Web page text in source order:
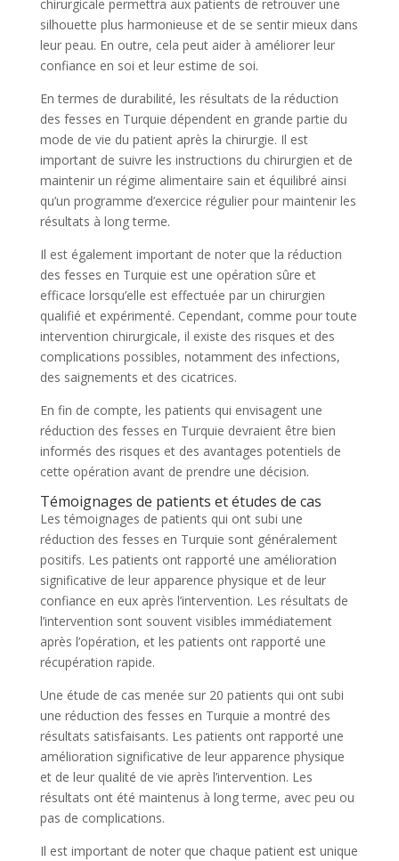
chirurgicale permettra aux patients de retrouver une
silhouette plus harmonieuse et de se sentir mieux dans
leur peau. En outre, cela peut aider à améliorer leur
confiance en soi et leur estime de soi.
En termes de durabilité, les résultats de la réduction
des fesses en Turquie dépendent en grande partie du
mode de vie du patient après la chirurgie. Il est
important de suivre les instructions du chirurgien et de
maintenir un régime alimentaire sain et équilibré ainsi
qu’un programme d’exercice régulier pour maintenir les
résultats à long terme.
Il est également important de noter que la réduction
des fesses en Turquie est une opération sûre et
efficace lorsqu’elle est effectuée par un chirurgien
qualifié et expérimenté. Cependant, comme pour toute
intervention chirurgicale, il existe des risques et des
complications possibles, notamment des infections,
des saignements et des cicatrices.
En fin de compte, les patients qui envisagent une
réduction des fesses en Turquie devraient être bien
informés des risques et des avantages potentiels de
cette opération avant de prendre une décision.
Témoignages de patients et études de cas
Les témoignages de patients qui ont subi une
réduction des fesses en Turquie sont généralement
positifs. Les patients ont rapporté une amélioration
significative de leur apparence physique et de leur
confiance en eux après l’intervention. Les résultats de
l’intervention sont souvent visibles immédiatement
après l’opération, et les patients ont rapporté une
récupération rapide.
Une étude de cas menée sur 20 patients qui ont subi
une réduction des fesses en Turquie a montré des
résultats satisfaisants. Les patients ont rapporté une
amélioration significative de leur apparence physique
et de leur qualité de vie après l’intervention. Les
résultats ont été maintenus à long terme, avec peu ou
pas de complications.
Il est important de noter que chaque patient est unique